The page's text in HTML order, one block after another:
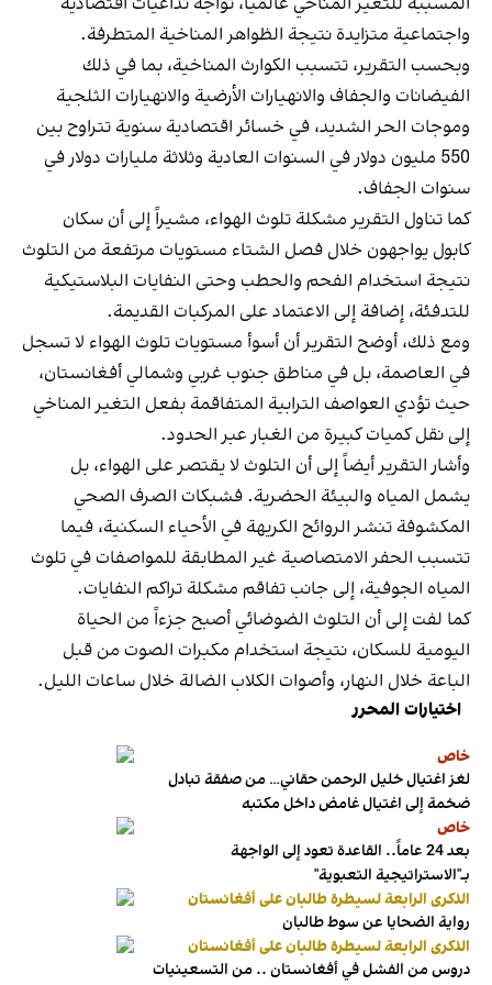
واجتماعية متزايدة نتيجة الظواهر المناخية المتطرفة.
وبحسب التقرير، تتسبب الكوارث المناخية، بما في ذلك
الفيضانات والجفاف والانهيارات الأرضية والانهيارات الثلجية
وموجات الحر الشديد، في خسائر اقتصادية سنوية تتراوح بين
550 مليون دولار في السنوات العادية وثلاثة مليارات دولار في
سنوات الجفاف.
كما تناول التقرير مشكلة تلوث الهواء، مشيراً إلى أن سكان
كابول يواجهون خلال فصل الشتاء مستويات مرتفعة من التلوث
نتيجة استخدام الفحم والحطب وحتى النفايات البلاستيكية
للتدفئة، إضافة إلى الاعتماد على المركبات القديمة.
ومع ذلك، أوضح التقرير أن أسوأ مستويات تلوث الهواء لا تسجل
في العاصمة، بل في مناطق جنوب غربي وشمالي أفغانستان،
حيث تؤدي العواصف الترابية المتفاقمة بفعل التغير المناخي
إلى نقل كميات كبيرة من الغبار عبر الحدود.
وأشار التقرير أيضاً إلى أن التلوث لا يقتصر على الهواء، بل
يشمل المياه والبيئة الحضرية. فشبكات الصرف الصحي
المكشوفة تنشر الروائح الكريهة في الأحياء السكنية، فيما
تتسبب الحفر الامتصاصية غير المطابقة للمواصفات في تلوث
المياه الجوفية، إلى جانب تفاقم مشكلة تراكم النفايات.
كما لفت إلى أن التلوث الضوضائي أصبح جزءاً من الحياة
اليومية للسكان، نتيجة استخدام مكبرات الصوت من قبل
الباعة خلال النهار، وأصوات الكلاب الضالة خلال ساعات الليل.
اختيارات المحرر
خاص
لغز اغتيال خليل الرحمن حقاني… من صفقة تبادل
ضخمة إلى اغتيال غامض داخل مكتبه
خاص
بعد 24 عاماً.. القاعدة تعود إلى الواجهة
بـ"الاستراتيجية التعبوية"
الذكرى الرابعة لسيطرة طالبان على أفغانستان
رواية الضحايا عن سوط طالبان
الذكرى الرابعة لسيطرة طالبان على أفغانستان
دروس من الفشل في أفغانستان .. من التسعينيات